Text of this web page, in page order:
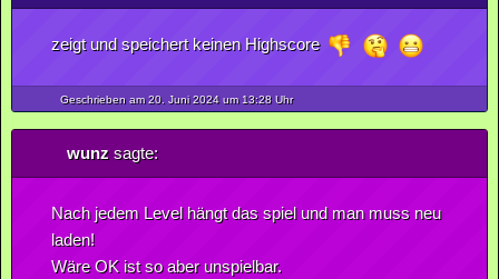
zeigt und speichert keinen Highscore
Geschrieben am 20. Juni2024um 13:28 Uhr
wunzsagte:
Nach jedem Level hängt das spiel und man muss neu
laden!
Wäre OK ist so aber unspielbar.